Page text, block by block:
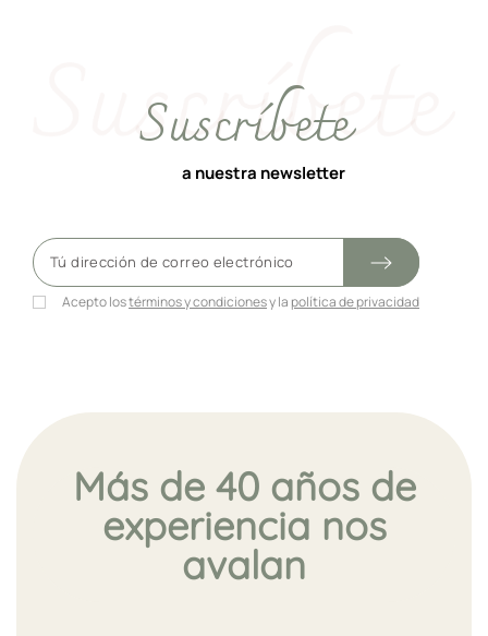
Suscríbete
a nuestra newsletter
Acepto lostérminos y condicionesy la política de privacidad
Más de 40 años de
experiencia nos
avalan